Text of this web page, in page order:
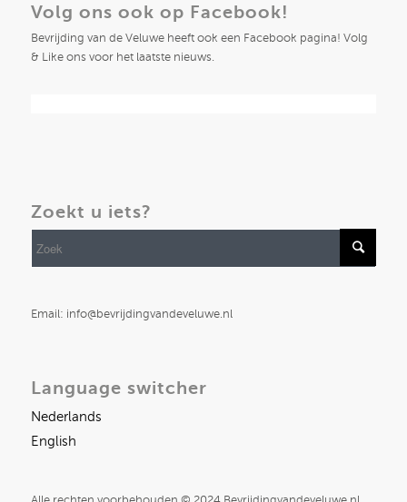
Volg ons ook op Facebook!
Bevrijding van de Veluwe heeft ook een Facebook pagina! Volg
& Like ons voor het laatste nieuws.
Zoekt u iets?
Email: info@bevrijdingvandeveluwe.nl
Language switcher
Nederlands
English